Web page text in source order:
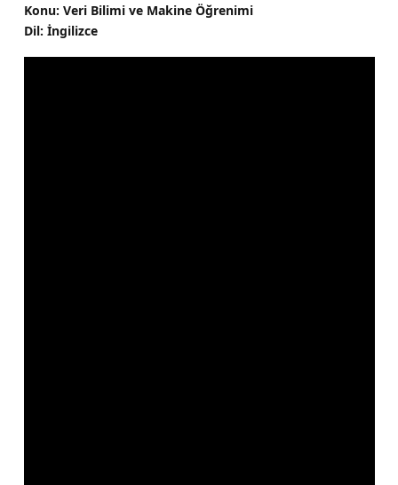
Konu: Veri Bilimi ve Makine Öğrenimi
Dil: İngilizce